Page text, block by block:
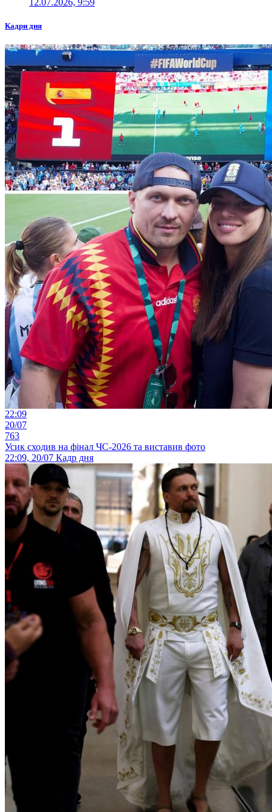
12.07.2026, 9:59
Кадри дня
22:09
20/07
763
Усик сходив на фінал ЧС-2026 та виставив фото
22:09, 20/07 Кадр дня